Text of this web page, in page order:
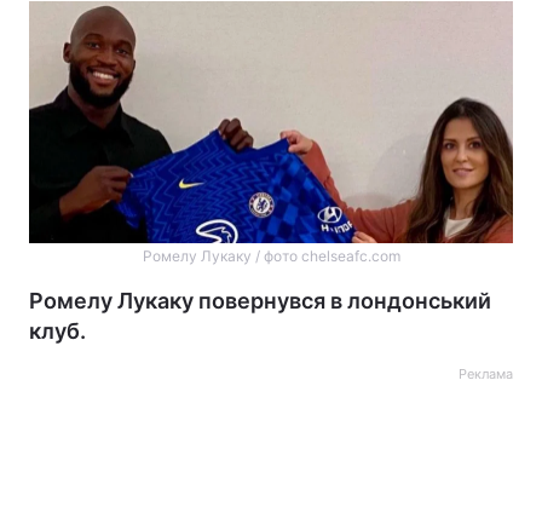
Ромелу Лукаку / фото chelseafc.com
Ромелу Лукаку повернувся в лондонський
клуб.
Реклама